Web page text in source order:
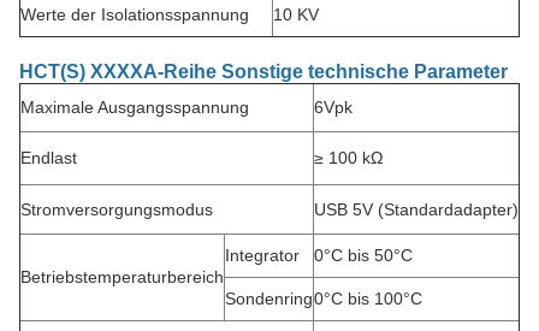
Werte der Isolationsspannung 10 KV
HCT(S) XXXXA-Reihe Sonstige technische Parameter
Maximale Ausgangsspannung 6Vpk
Endlast ≥ 100 kΩ
Stromversorgungsmodus USB 5V (Standardadapter)
Betriebstemperaturbereich
Integrator 0°C bis 50°C
Sondenring0°C bis 100°C